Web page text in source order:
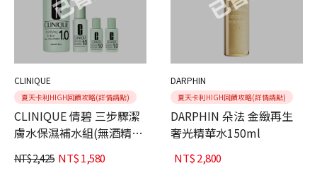
CLINIQUE
夏天卡利HIGH回饋攻略(詳情請點)
CLINIQUE 倩碧 三步驟潔
膚水保濕補水組(無酒精/
敏感肌適用)
NT$2,425 NT$1,580
DARPHIN
夏天卡利HIGH回饋攻略(詳情請點)
DARPHIN 朵法 金緻再生
奢光精華水150ml
NT$2,800